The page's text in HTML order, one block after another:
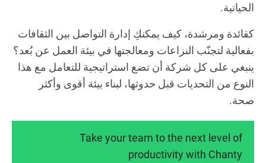
الحياتية.
كقائدة ومرشدة، كيف يمكنكِ إدارة التواصل بين الثقافات
بفعالية لتجنّب النزاعات ومعالجتها في بيئة العمل عن بُعد؟
ينبغي على كل شركة أن تضع استراتيجية للتعامل مع هذا
النوع من التحديات قبل حدوثها، لبناء بيئة أقوى وأكثر
صحة.
Take your team to the next level of
productivity with Chanty